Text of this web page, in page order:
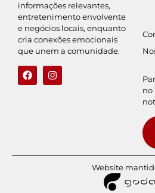
informações relevantes,
entretenimento envolvente
e negócios locais, enquanto
cria conexões emocionais
que unem a comunidade.
no
Website